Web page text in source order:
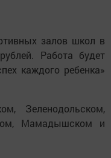
залов школ в
Работа будет
каждого ребенка»
Зеленодольском,
Мамадышском и